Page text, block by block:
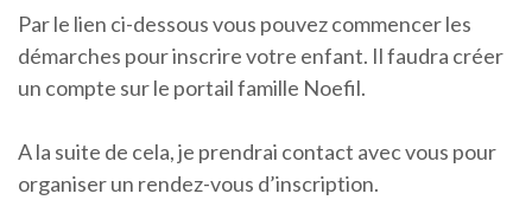
Par le lien ci-dessous vous pouvez commencer les
démarches pour inscrire votre enfant. Il faudra créer
un compte sur le portail famille Noefil.
A la suite de cela, je prendrai contact avec vous pour
organiser un rendez-vous d’inscription.